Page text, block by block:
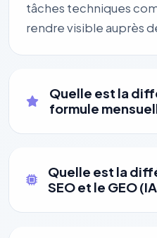
tâches techniques
rendre visible auprès
Quelle est la
formule
Quelle est la
SEO et le GEO